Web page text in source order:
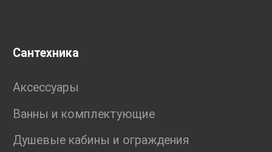
Сантехника
Аксессуары
Ванны и комплектующие
Душевые кабины и ограждения